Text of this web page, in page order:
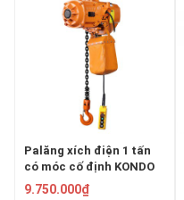
Palăng xích điện 1 tấn
có móc cố định KONDO
HHBB01-01
9.750.000₫